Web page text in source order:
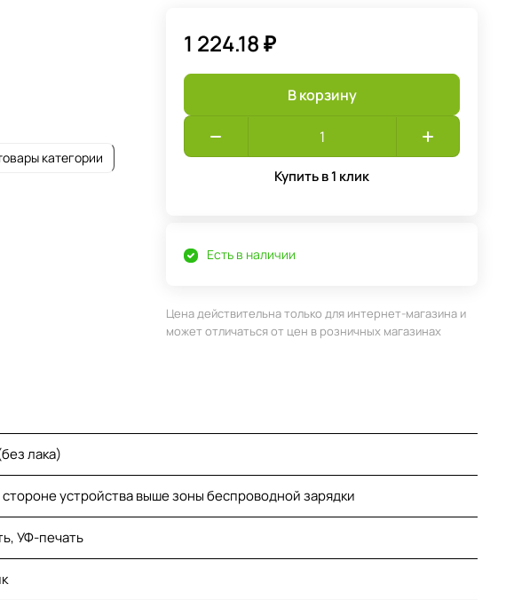
категории
1 224.18 ₽
В корзину
Купить в 1 клик
Есть в наличии
Цена действительна только для интернет-магазина и
может отличаться от цен в розничных магазинах
лака)
устройства выше зоны беспроводной зарядки
УФ-печать